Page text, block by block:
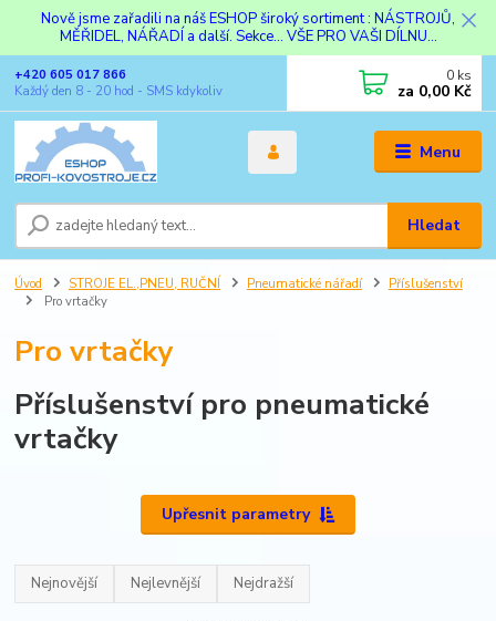
Nově jsme zařadili na náš ESHOP široký sortiment : NÁSTROJŮ,
MĚŘIDEL, NÁŘADÍ a další. Sekce... VŠE PRO VAŠI DÍLNU...
Menu
Hledat
+420 605 017 866
Každý den 8 - 20 hod - SMS kdykoliv
0 ks
za 0,00 Kč
Úvod STROJE EL.,PNEU, RUČNÍ Pneumatické nářadí
Příslušenství
Pro vrtačky
Pro vrtačky
Příslušenství pro pneumatické
vrtačky
Upřesnit parametry
Nejnovější Nejlevnější Nejdražší